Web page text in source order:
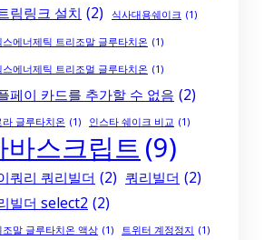
림링크 설치 (2) 식사대용쉐이크 (1)
스에너제틱 트리조말 글루타치온 (1)
스에너제틱 트리조멀 글루타치온 (1)
페이 카드를 추가할 수 없음 (2)
라 글루타치온 (1) 인스타 쉐이크 비교 (1)
바스크립트 (9)
쿼리 쿼리빌더 (2) 쿼리빌더 (2)
빌더 select2 (2)
조말 글루타치온 액상 (1) 트위터 계정정지 (1)